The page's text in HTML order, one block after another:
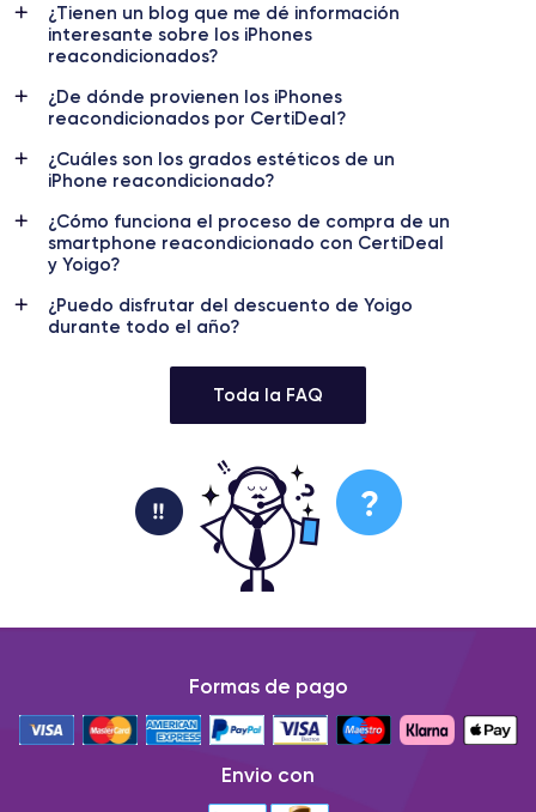
¿Tienen un blog que me dé información
interesante sobre los iPhones
reacondicionados?
¿De dónde provienen los iPhones
reacondicionados por CertiDeal?
¿Cuáles son los grados estéticos de un
iPhone reacondicionado?
¿Cómo funciona el proceso de compra de un
smartphone reacondicionado con CertiDeal
y Yoigo?
¿Puedo disfrutar del descuento de Yoigo
durante todo el año?
Toda la FAQ
Formas de pago
Envio con